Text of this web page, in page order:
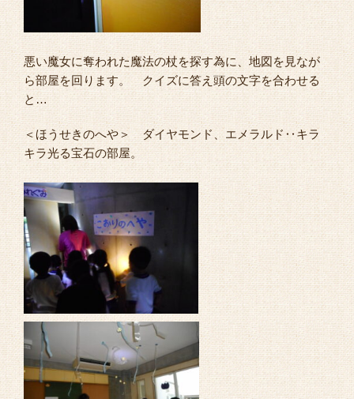
悪い魔女に奪われた魔法の杖を探す為に、地図を見なが
ら部屋を回ります。 クイズに答え頭の文字を合わせる
と…
＜ほうせきのへや＞ ダイヤモンド、エメラルド‥キラ
キラ光る宝石の部屋。